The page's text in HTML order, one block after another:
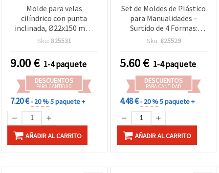
Molde para velas
cilíndrico con punta
inclinada, Ø22x150 mm,
incluye mecha y arcilla de
Sku: 825531
9.00€ 1-4 paquete
DESCUENTOS
PARA CANTIDAD
7.20 €- 20 %5 paquete +
AÑADIR AL CARRITO
Set de Moldes de Plástico
para Manualidades –
Surtido de 4 Formas:
Mariposa, Estrella, Árbol
Resina, Epoxi UV, Arcilla
Polimérica y Proyectos
DIY
Sku: 825529
5.60€ 1-4 paquete
DESCUENTOS
PARA CANTIDAD
4.48 €- 20 %5 paquete +
AÑADIR AL CARRITO